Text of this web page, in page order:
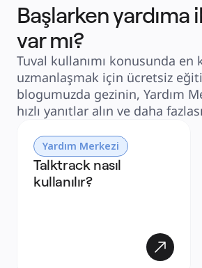
Başlarken yardıma
var mı?
Tuval kullanımı konusunda en
uzmanlaşmak için ücretsiz
blogumuzda gezinin, Yardım
hızlı yanıtlar alın ve daha
Yardım Merkezi
Talktrack nasıl
kullanılır?